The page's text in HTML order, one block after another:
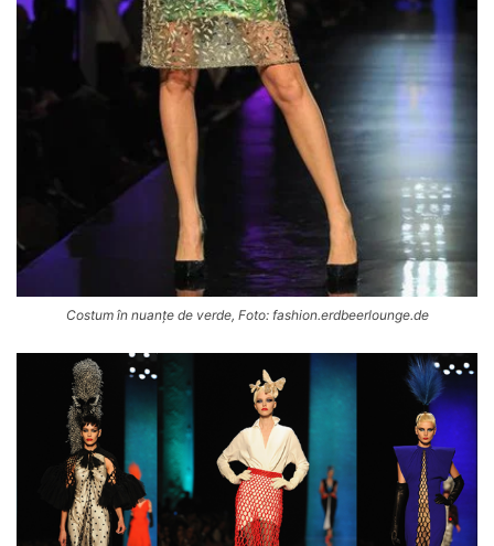
Costum în nuanțe de verde, Foto: fashion.erdbeerlounge.de